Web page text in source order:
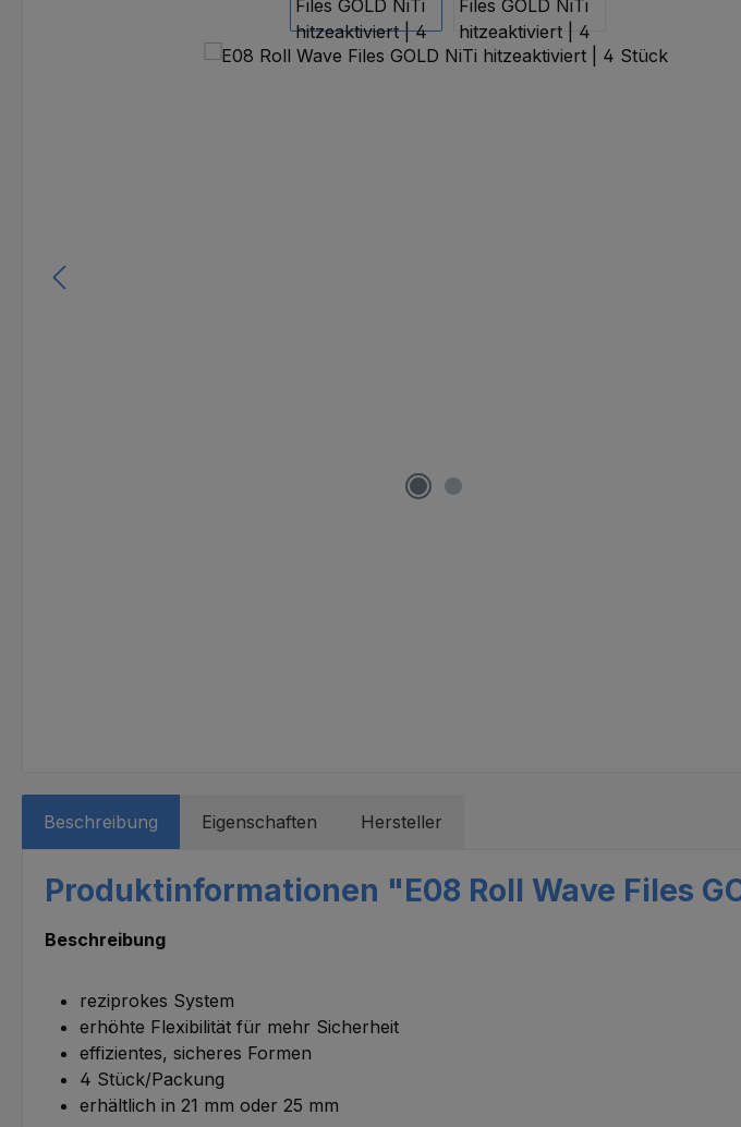
Beschreibung Eigenschaften Hersteller
Produktinformationen "E08 Roll Wave Files
Beschreibung
reziprokes System
erhöhte Flexibilität für mehr Sicherheit
effizientes, sicheres Formen
4 Stück/Packung
erhältlich in 21 mm oder 25 mm